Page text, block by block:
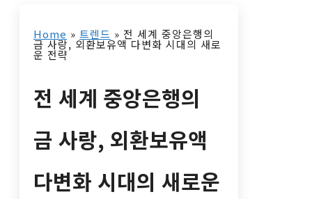
Home » 트렌드 » 전 세계 중앙은행의
금 사랑, 외환보유액 다변화 시대의 새로
운 전략
전 세계 중앙은행의
금 사랑, 외환보유액
다변화 시대의 새로운